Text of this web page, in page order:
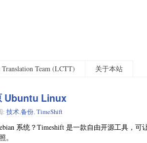
Team (LCTT) 关于本站
Ubuntu Linux
: 技术,备份,TimeShift
系统？Timeshift 是一款自由开源工具，
。